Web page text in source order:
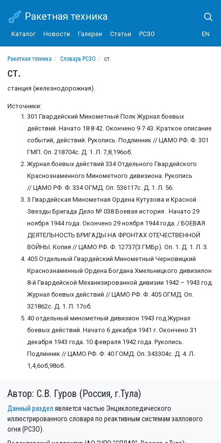
Ракетная техника
Каталог Новости Галереи Статьи РСЗО EN
Ракетная техника Словарь РСЗО ст.
ст.
станция (железнодорожная).
Источники:
301 Гвардейский Минометный Полк Журнал боевых
действий. Начато 18·8·42. Окончено 9·7·43. Краткое описание
событий, действий. Рукопись. Подлинник // ЦАМО РФ. Ф. 301
ГМП. Оп. 218704с. Д. 1. Л. 7,8,196об.
Журнал боевых действий 334 Отдельного Гвардейского
Краснознаменного Минометного дивизиона. Рукопись
// ЦАМО РФ. Ф. 334 ОГМД. Оп. 536117с. Д. 1. Л. 56.
3 Гвардейская Минометная Ордена Кутузова и Красной
Звезды Бригада Дело № 038 Боевая история . Начато 29
ноября 1944 года. Окончено 29 ноября 1944 года. / БОЕВАЯ
ДЕЯТЕЛЬНОСТЬ БРИГАДЫ НА ФРОНТАХ ОТЕЧЕСТВЕННОЙ
ВОЙНЫ. Копия // ЦАМО РФ. Ф. 12737(3 ГМБр). Оп. 1. Д. 1. Л. 3.
405 Отдельный Гвардейский Минометный Черновицкий
Краснознаменный Ордена Богдана Хмельницкого дивизилон
8-й Гвардейской Механизированной дивизии 1942 – 1943 год.
Журнал боевых действий // ЦАМО РФ. Ф. 405 ОГМД. Оп.
321862с. Д. 1. Л. 17об.
40 отдельный минометный дивизион 1943 год Журнал
боевых действий. Начато 6 декабря 1941 г. Окончено 31
декабря 1943 года. 10 февраля 1942 года. Рукопись.
Подлинник // ЦАМО РФ. Ф. 40 ГОМД. Оп. 343304с. Д. 4. Л.
1,4,6об,98об.
Автор: С.В. Гуров (Россия, г.Тула)
Данный раздел является частью Энциклопедического
иллюстрированного словаря по реактивным системам залпового
огня (РСЗО).